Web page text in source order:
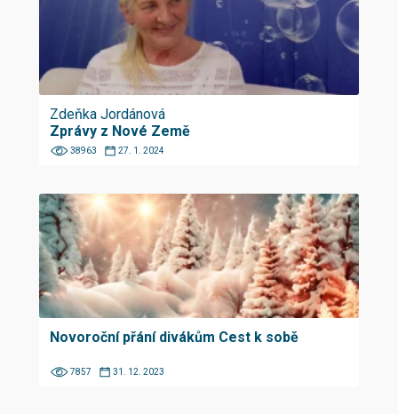
Zdeňka Jordánová
Zprávy z Nové Země
38963 27. 1. 2024
Novoroční přání divákům Cest k sobě
7857 31. 12. 2023